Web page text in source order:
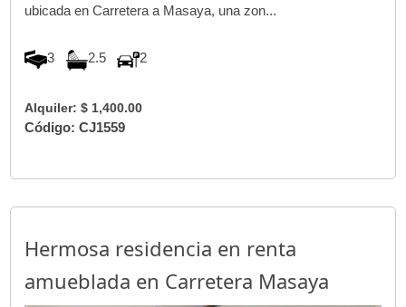
ubicada en Carretera a Masaya, una zon...
3 2.5 2
Alquiler: $ 1,400.00
Código: CJ1559
Hermosa residencia en renta
amueblada en Carretera Masaya